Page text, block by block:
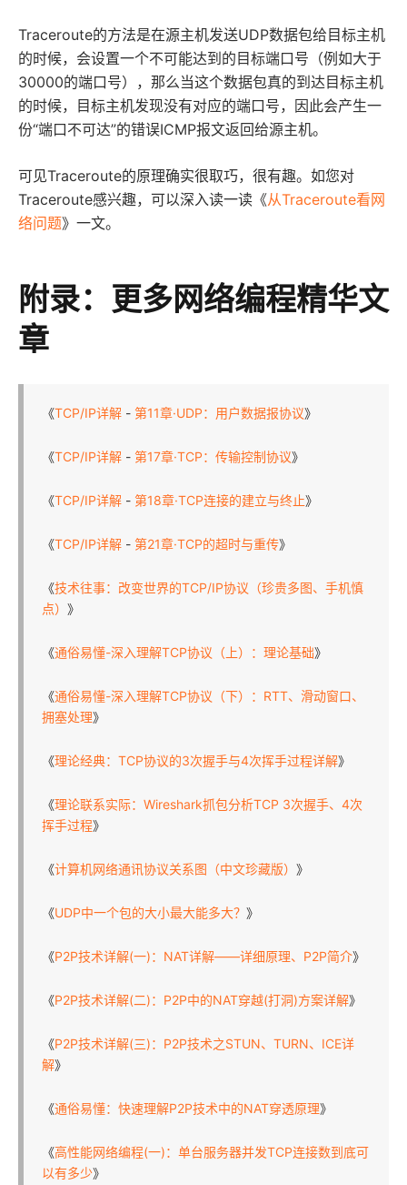
Traceroute的方法是在源主机发送UDP数据包给目标主机
的时候，会设置一个不可能达到的目标端口号（例如大于
30000的端口号），那么当这个数据包真的到达目标主机
的时候，目标主机发现没有对应的端口号，因此会产生一
份“端口不可达”的错误ICMP报文返回给源主机。
可见Traceroute的原理确实很取巧，很有趣。如您对
Traceroute感兴趣，可以深入读一读《从Traceroute看网
络问题》一文。
附录：更多网络编程精华文
章
《TCP/IP详解 - 第11章·UDP：用户数据报协议》
《TCP/IP详解 - 第17章·TCP：传输控制协议》
《TCP/IP详解 - 第18章·TCP连接的建立与终止》
《TCP/IP详解 - 第21章·TCP的超时与重传》
《技术往事：改变世界的TCP/IP协议（珍贵多图、手机慎
点） 》
《通俗易懂-深入理解TCP协议（上）：理论基础》
《通俗易懂-深入理解TCP协议（下）：RTT、滑动窗口、
拥塞处理》
《理论经典：TCP协议的3次握手与4次挥手过程详解》
《理论联系实际：Wireshark抓包分析TCP 3次握手、4次
挥手过程》
《计算机网络通讯协议关系图（中文珍藏版） 》
《UDP中一个包的大小最大能多大？ 》
《P2P技术详解(一)：NAT详解——详细原理、P2P简介》
《P2P技术详解(二)：P2P中的NAT穿越(打洞)方案详解》
《P2P技术详解(三)：P2P技术之STUN、TURN、ICE详
解》
《通俗易懂：快速理解P2P技术中的NAT穿透原理》
《高性能网络编程(一)：单台服务器并发TCP连接数到底可
以有多少》